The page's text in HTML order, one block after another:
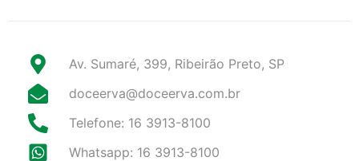
Av. Sumaré, 399, Ribeirão Preto, SP
doceerva@doceerva.com.br
Telefone: 16 3913-8100
Whatsapp: 16 3913-8100